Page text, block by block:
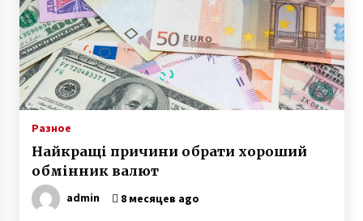
Разное
Найкращі причини обрати хороший
обмінник валют
admin 8 месяцев ago